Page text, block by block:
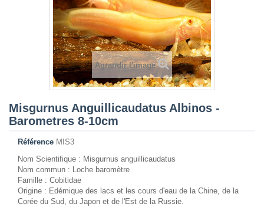
Agrandir l'image
Misgurnus Anguillicaudatus Albinos -
Barometres 8-10cm
Référence MIS3
Nom Scientifique : Misgurnus anguillicaudatus
Nom commun : Loche baromètre
Famille : Cobitidae
Origine : Edémique des lacs et les cours d'eau de la Chine, de la
Corée du Sud, du Japon et de l'Est de la Russie.